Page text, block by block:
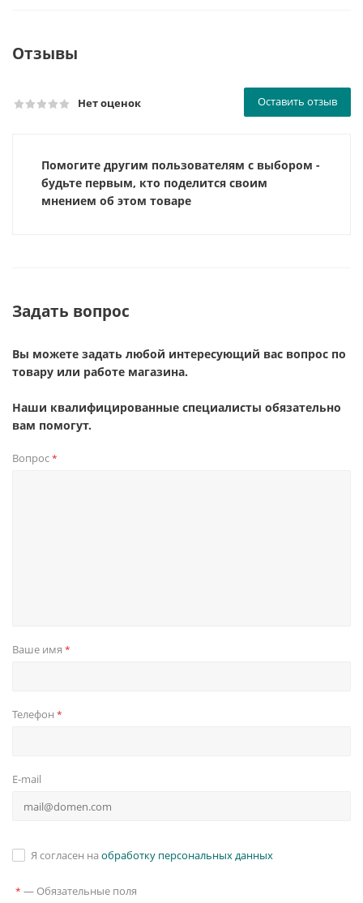
Отзывы
Нет оценок Оставить отзыв
Помогите другим пользователям с выбором -
будьте первым, кто поделится своим
мнением об этом товаре
Задать вопрос
Вы можете задать любой интересующий вас вопрос по
товару или работе магазина.
Наши квалифицированные специалисты обязательно
вам помогут.
Вопрос*
Ваше имя *
Телефон *
E-mail
Я согласен на обработку персональных данных
* — Обязательные поля